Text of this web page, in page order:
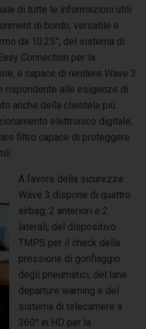
di tutte le informazioni utili
di bordo, versatile e
da 10.25”, del sistema di
Connection per la
è capace di rendere Wave 3
rispondente alle esigenze di
anche della clientela più
elettronico digitale,
filtro capace di proteggere
A favore della sicurezza
Wave 3 dispone di quattro
airbag, 2 anteriori e 2
laterali, del dispositivo
TMPS per il check della
pressione di gonfiaggio
degli pneumatici, del lane
departure warning e del
sistema di telecamere a
360° in HD per la